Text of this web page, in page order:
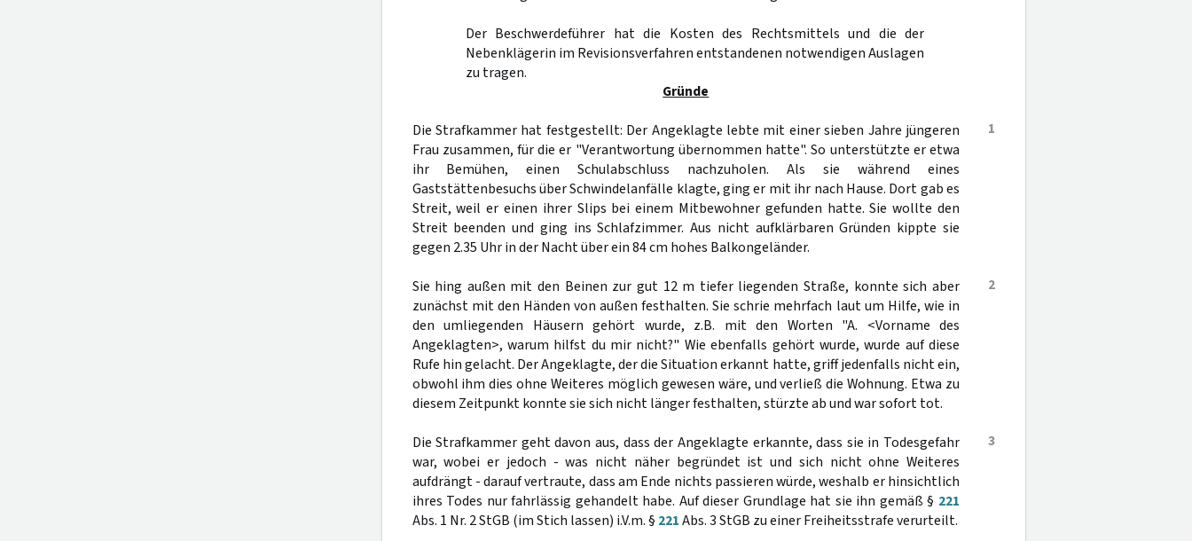
Der Beschwerdeführer hat die Kosten des Rechtsmittels und die der
Nebenklägerin im Revisionsverfahren entstandenen notwendigen Auslagen
zu tragen.
Gründe
1
Die Strafkammer hat festgestellt: Der Angeklagte lebte mit einer sieben Jahre jüngeren
Frau zusammen, für die er "Verantwortung übernommen hatte". So unterstützte er etwa
ihr Bemühen, einen Schulabschluss nachzuholen. Als sie während eines
Gaststättenbesuchs über Schwindelanfälle klagte, ging er mit ihr nach Hause. Dort gab es
Streit, weil er einen ihrer Slips bei einem Mitbewohner gefunden hatte. Sie wollte den
Streit beenden und ging ins Schlafzimmer. Aus nicht aufklärbaren Gründen kippte sie
gegen 2.35 Uhr in der Nacht über ein 84 cm hohes Balkongeländer.
2
Sie hing außen mit den Beinen zur gut 12 m tiefer liegenden Straße, konnte sich aber
zunächst mit den Händen von außen festhalten. Sie schrie mehrfach laut um Hilfe, wie in
den umliegenden Häusern gehört wurde, z.B. mit den Worten "A. <Vorname des
Angeklagten>, warum hilfst du mir nicht?" Wie ebenfalls gehört wurde, wurde auf diese
Rufe hin gelacht. Der Angeklagte, der die Situation erkannt hatte, griff jedenfalls nicht ein,
obwohl ihm dies ohne Weiteres möglich gewesen wäre, und verließ die Wohnung. Etwa zu
diesem Zeitpunkt konnte sie sich nicht länger festhalten, stürzte ab und war sofort tot.
3
Die Strafkammer geht davon aus, dass der Angeklagte erkannte, dass sie in Todesgefahr
war, wobei er jedoch - was nicht näher begründet ist und sich nicht ohne Weiteres
aufdrängt - darauf vertraute, dass am Ende nichts passieren würde, weshalb er hinsichtlich
ihres Todes nur fahrlässig gehandelt habe. Auf dieser Grundlage hat sie ihn gemäß § 221
Abs. 1 Nr. 2 StGB (im Stich lassen) i.V.m. § 221Abs. 3 StGB zu einer Freiheitsstrafe verurteilt.